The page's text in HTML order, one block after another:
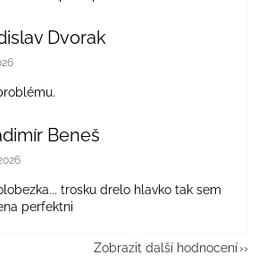
Dvorak
obchodu je 5 z 5 hvězdiček.
Beneš
obchodu je 5 z 5 hvězdiček.
trosku drelo hlavko tak sem
perfektni
Zobrazit další hodnocení